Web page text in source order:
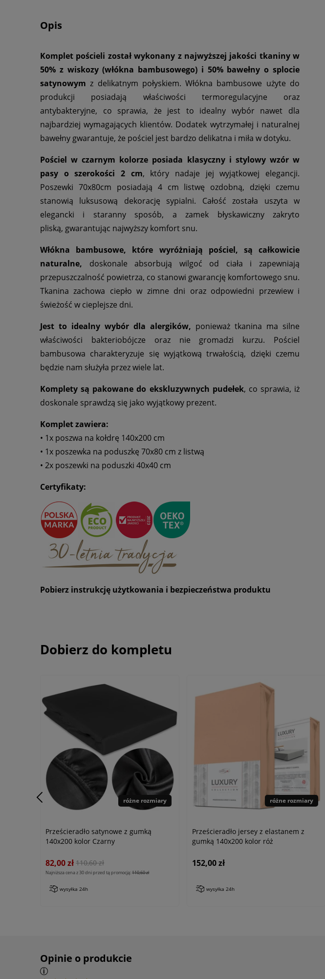
Opis
Komplet pościeli został wykonany z najwyższej jakości tkaniny w
50% z wiskozy (włókna bambusowego) i 50% bawełny o splocie
satynowym z delikatnym połyskiem. Włókna bambusowe użyte do
produkcji posiadają właściwości termoregulacyjne oraz
antybakteryjne, co sprawia, że jest to idealny wybór nawet dla
najbardziej wymagających klientów. Dodatek wytrzymałej i naturalnej
bawełny gwarantuje, że pościel jest bardzo delikatna i miła w dotyku.
Pościel w czarnym kolorze posiada klasyczny i stylowy wzór w
pasy o szerokości 2 cm, który nadaje jej wyjątkowej elegancji.
Poszewki 70x80cm posiadają 4 cm listwę ozdobną, dzięki czemu
stanowią luksusową dekorację sypialni. Całość została uszyta w
elegancki i staranny sposób, a zamek błyskawiczny zakryto
pliską, gwarantując najwyższy komfort snu.
Włókna bambusowe, które wyróżniają pościel, są całkowicie
naturalne, doskonale absorbują wilgoć od ciała i zapewniają
przepuszczalność powietrza, co stanowi gwarancję komfortowego snu.
Tkanina zachowa ciepło w zimne dni oraz odpowiedni przewiew i
świeżość w cieplejsze dni.
Jest to idealny wybór dla alergików, ponieważ tkanina ma silne
właściwości bakteriobójcze oraz nie gromadzi kurzu. Pościel
bambusowa charakteryzuje się wyjątkową trwałością, dzięki czemu
będzie nam służyła przez wiele lat.
Komplety są pakowane do ekskluzywnych pudełek, co sprawia, iż
doskonale sprawdzą się jako wyjątkowy prezent.
Komplet zawiera:
• 1x poszwa na kołdrę 140x200 cm
• 1x poszewka na poduszkę 70x80 cm z listwą
• 2x poszewki na poduszki 40x40 cm
Certyfikaty:
Pobierz instrukcję użytkowania i bezpieczeństwa produktu
Dobierz do kompletu
różne rozmiary
Prześcieradło satynowe z gumką
140x200 kolor Czarny
82,00 zł 110,60 zł
Najniższa cena z 30 dni przed tą promocją:110,60 zł
wysyłka 24h
różne rozmiary
Prześcieradło jersey z elastanem z
gumką 140x200 kolor róż
152,00 zł
wysyłka 24h
Opinie o produkcie